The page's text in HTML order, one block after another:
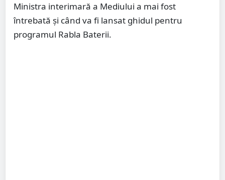
Ministra interimară a Mediului a mai fost
întrebată şi când va fi lansat ghidul pentru
programul Rabla Baterii.